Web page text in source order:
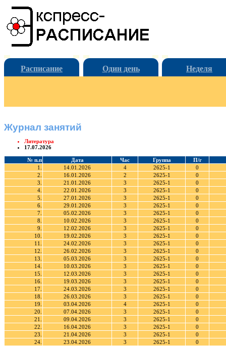
Расписание Один день Неделя
Журнал занятий
Литература
17.07.2026
№ п.п Дата Час Группа
П/г
1.
14.01.2026 4 2625-1
0
2.
16.01.2026 2 2625-1
0
3.
21.01.2026 3 2625-1
0
4.
22.01.2026 3 2625-1
0
5.
27.01.2026 3 2625-1
0
6.
29.01.2026 3 2625-1
0
7.
05.02.2026 3 2625-1
0
8.
10.02.2026 3 2625-1
0
9.
12.02.2026 3 2625-1
0
10.
19.02.2026 3 2625-1
0
11.
24.02.2026 3 2625-1
0
12.
26.02.2026 3 2625-1
0
13.
05.03.2026 3 2625-1
0
14.
10.03.2026 3 2625-1
0
15.
12.03.2026 3 2625-1
0
16.
19.03.2026 3 2625-1
0
17.
24.03.2026 3 2625-1
0
18.
26.03.2026 3 2625-1
0
19.
03.04.2026 4 2625-1
0
20.
07.04.2026 3 2625-1
0
21.
09.04.2026 3 2625-1
0
22.
16.04.2026 3 2625-1
0
23.
21.04.2026 3 2625-1
0
24.
23.04.2026 3 2625-1
0